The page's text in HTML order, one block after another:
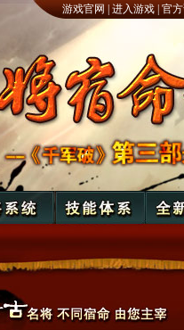
游戏官网|进入游戏|官